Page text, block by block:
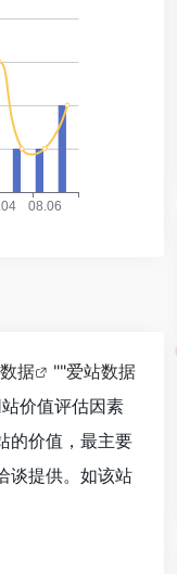
据 ""爱站数据
价值评估因素
的价值，最主要
谈提供。如该站